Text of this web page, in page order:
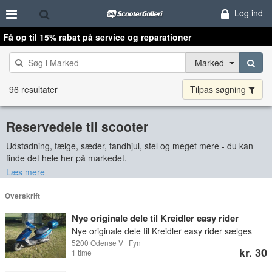
Log ind
Få op til 15% rabat på service og reparationer
Marked
96 resultater Tilpas søgning
Reservedele til scooter
Udstødning, fælge, sæder, tandhjul, stel og meget mere - du kan
finde det hele her på markedet.
Der er brugte scooterdele til et væld af mærker, fx Suzuki, PGO,
Uanset om du på udkig efter en støddæmper, forlygter, pakninger
eller måske et skjold, så er der gode muligheder for at finde de
scooterdele du søger lige her. Sælgerne er spredt over hele
Danmark, så det er ikke nødvendigt at køre langt for at lave en god
handel.
Læs mere
Overskrift
Nye originale dele til Kreidler easy rider
sælges
Nye originale dele til Kreidler easy rider sælges
Der er mest plastik skjolde, lygter,
bagbremsekabel mm Pris fra 30 kr og op til 200 kr
Billeder kan sendes Dele kan afhentes i Odense v
5200 Odense V | Fyn
1 time
kr. 30